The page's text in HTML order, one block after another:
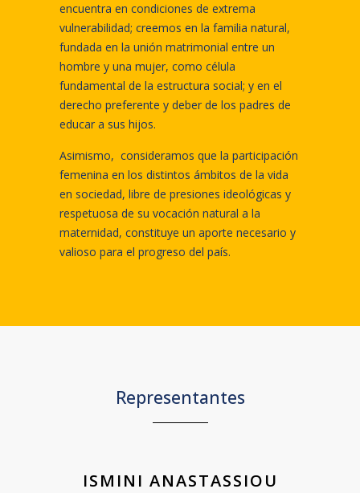
encuentra en condiciones de extrema
vulnerabilidad; creemos en la familia natural,
fundada en la unión matrimonial entre un
hombre y una mujer, como célula
fundamental de la estructura social; y en el
derecho preferente y deber de los padres de
educar a sus hijos.
Asimismo, consideramos que la participación
femenina en los distintos ámbitos de la vida
en sociedad, libre de presiones ideológicas y
respetuosa de su vocación natural a la
maternidad, constituye un aporte necesario y
valioso para el progreso del país.
Representantes
ISMINI ANASTASSIOU